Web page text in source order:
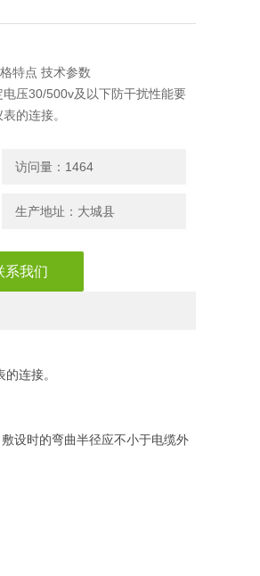
特点 技术参数
压30/500v及以下防干扰性能要
的连接。
访问量：1464
生产地址：大城县
系我们
连接。
设时的弯曲半径应不小于电缆外